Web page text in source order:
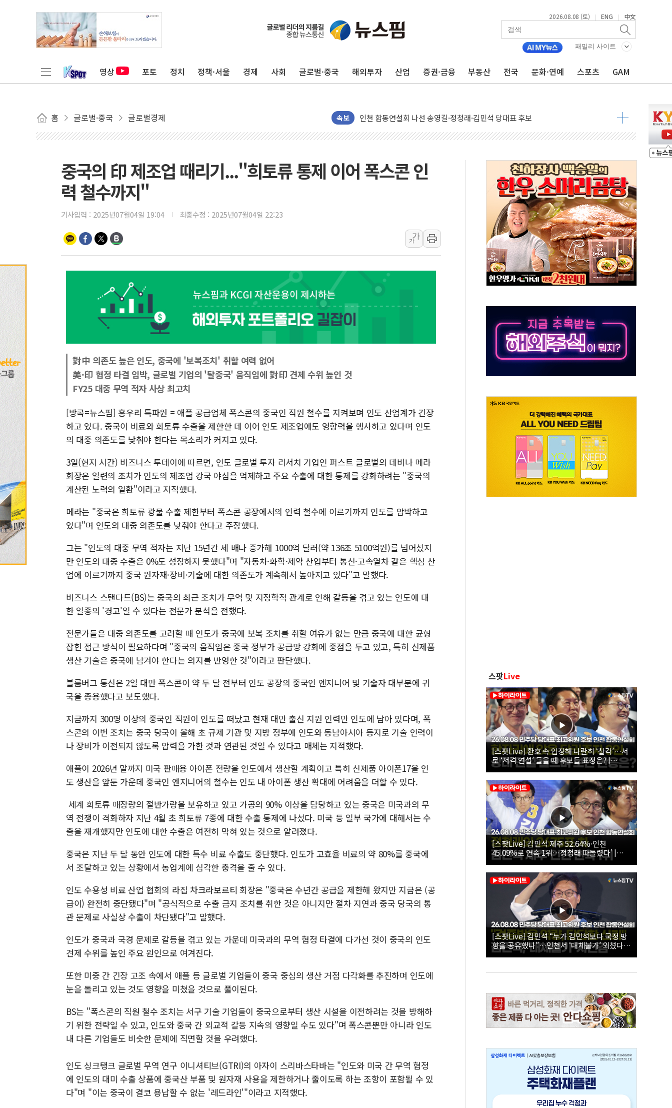
2026.08.08 (토) | ENG | 中文
패밀리 사이트
영상 포토 정치 정책·서울 경제 사회 글로벌·중국 해외투자 산업 증권·금융 부동산 전국 문화·연예 스포츠 GAM
홈 글로벌·중국 글로벌경제 속보
울진·영덕 '호우특보'-포항 '산사태 주의보'...경북도, 호우 피해·통제구간 없어
김민석, 2주차 제주·인천 경선서 정청래에 승리...47.75% vs 42.08%
인사하는 김민석 당대표 후보
[속보] 민주, 인천 경선 결과 발표...김민석 45.09% 정청래 43.27% 송영길 11.63%
[속보] 민주, 제주 경선 결과 발표...김민석 52.64% 정청래 39.89% 송영길 7.47%
美, 이란전 출구전략 만지작…공습 한계·탄약 부족 현실화
강릉·동해·삼척 시간당 최대 50㎜ 폭우…강원 동해안 강한 비 이어져
폐기물 수거하다 참변…60대 환경미화원 수거차에 치여 사망
서울 중랑구 주택가서 흉기 난동…60대 남성 2명 숨져
李대통령 "결혼 때문에 손해 보는 일 없게"…'결혼 페널티' 22개 과제 손본다
여수 오동도 인근 해상서 모터보트 전복…1명 사망·1명 실종
인천 선재도 갯벌서 해루질 중 실종 60대 나흘만에 숨진 채 발견
인천서 말다툼 중 어머니 흉기 살해 10대 아들 체포
'화합' 꺼낸 김민석에 '뻔뻔' 받아친 정청래…제주 연설서 신경전 고조
李대통령, ISA 개편 재검토 지시…與 "적극 환영"·野 "졸속 국정"
중국의 印 제조업 때리기..."희토류 통제 이어 폭스콘 인
력 철수까지"
기사입력 : 2025년07월04일 19:04 최종수정 : 2025년07월04일 22:23
가
가
對中 의존도 높은 인도, 중국에 '보복조치' 취할 여력 없어
美·印 협정 타결 임박, 글로벌 기업의 '탈중국' 움직임에 對印 견제 수위 높인 것
FY25 대중 무역 적자 사상 최고치
[방콕=뉴스핌] 홍우리 특파원 = 애플 공급업체 폭스콘의 중국인 직원 철수를 지켜보며 인도 산업계가 긴장
하고 있다. 중국이 비료와 희토류 수출을 제한한 데 이어 인도 제조업에도 영향력을 행사하고 있다며 인도
의 대중 의존도를 낮춰야 한다는 목소리가 커지고 있다.
3일(현지 시간) 비즈니스 투데이에 따르면, 인도 글로벌 투자 리서치 기업인 퍼스트 글로벌의 데비나 메라
회장은 일련의 조치가 인도의 제조업 강국 야심을 억제하고 주요 수출에 대한 통제를 강화하려는 "중국의
계산된 노력의 일환"이라고 지적했다.
메라는 "중국은 희토류 광물 수출 제한부터 폭스콘 공장에서의 인력 철수에 이르기까지 인도를 압박하고
있다"며 인도의 대중 의존도를 낮춰야 한다고 주장했다.
그는 "인도의 대중 무역 적자는 지난 15년간 세 배나 증가해 1000억 달러(약 136조 5100억원)를 넘어섰지
만 인도의 대중 수출은 0%도 성장하지 못했다"며 "자동차·화학·제약 산업부터 통신·고속열차 같은 핵심 산
업에 이르기까지 중국 원자재·장비·기술에 대한 의존도가 계속해서 높아지고 있다"고 말했다.
비즈니스 스탠다드(BS)는 중국의 최근 조치가 무역 및 지정학적 관계로 인해 갈등을 겪고 있는 인도에 대
한 일종의 '경고'일 수 있다는 전문가 분석을 전했다.
전문가들은 대중 의존도를 고려할 때 인도가 중국에 보복 조치를 취할 여유가 없는 만큼 중국에 대한 균형
잡힌 접근 방식이 필요하다며 "중국의 움직임은 중국 정부가 공급망 강화에 중점을 두고 있고, 특히 신제품
생산 기술은 중국에 남겨야 한다는 의지를 반영한 것"이라고 판단했다.
블룸버그 통신은 2일 대만 폭스콘이 약 두 달 전부터 인도 공장의 중국인 엔지니어 및 기술자 대부분에 귀
국을 종용했다고 보도했다.
지금까지 300명 이상의 중국인 직원이 인도를 떠났고 현재 대만 출신 지원 인력만 인도에 남아 있다며, 폭
스콘의 이번 조치는 중국 당국이 올해 초 규제 기관 및 지방 정부에 인도와 동남아시아 등지로 기술 인력이
나 장비가 이전되지 않도록 압력을 가한 것과 연관된 것일 수 있다고 매체는 지적했다.
애플이 2026년 말까지 미국 판매용 아이폰 전량을 인도에서 생산할 계획이고 특히 신제품 아이폰17을 인
도 생산을 앞둔 가운데 중국인 엔지니어의 철수는 인도 내 아이폰 생산 확대에 어려움을 더할 수 있다.
세계 희토류 매장량의 절반가량을 보유하고 있고 가공의 90% 이상을 담당하고 있는 중국은 미국과의 무
역 전쟁이 격화하자 지난 4월 초 희토류 7종에 대한 수출 통제에 나섰다. 미국 등 일부 국가에 대해서는 수
출을 재개했지만 인도에 대한 수출은 여전히 막혀 있는 것으로 알려졌다.
중국은 지난 두 달 동안 인도에 대한 특수 비료 수출도 중단했다. 인도가 고효율 비료의 약 80%를 중국에
서 조달하고 있는 상황에서 농업계에 심각한 충격을 줄 수 있다.
인도 수용성 비료 산업 협회의 라집 차크라보르티 회장은 "중국은 수년간 공급을 제한해 왔지만 지금은 (공
급이) 완전히 중단됐다"며 "공식적으로 수출 금지 조치를 취한 것은 아니지만 절차 지연과 중국 당국의 통
관 문제로 사실상 수출이 차단됐다"고 말했다.
인도가 중국과 국경 문제로 갈등을 겪고 있는 가운데 미국과의 무역 협정 타결에 다가선 것이 중국의 인도
견제 수위를 높인 주요 원인으로 여겨진다.
또한 미중 간 긴장 고조 속에서 애플 등 글로벌 기업들이 중국 중심의 생산 거점 다각화를 추진하며 인도에
눈을 돌리고 있는 것도 영향을 미쳤을 것으로 풀이된다.
BS는 "폭스콘의 직원 철수 조치는 서구 기술 기업들이 중국으로부터 생산 시설을 이전하려는 것을 방해하
기 위한 전략일 수 있고, 인도와 중국 간 외교적 갈등 지속의 영향일 수도 있다"며 폭스콘뿐만 아니라 인도
내 다른 기업들도 비슷한 문제에 직면할 것을 우려했다.
인도 싱크탱크 글로벌 무역 연구 이니셔티브(GTRI)의 아자이 스리바스타바는 "인도와 미국 간 무역 협정
에 인도의 대미 수출 상품에 중국산 부품 및 원자재 사용을 제한하거나 줄이도록 하는 조항이 포함될 수 있
다"며 "이는 중국이 결코 용납할 수 없는 '레드라인'"이라고 지적했다.
스팟Live
[스팟Live] 환호 속 입장해 나란히 ‘찰칵’…서
로 ‘저격 연설’ 들을 때 후보들 표정은? |
26.08.08 더불어민주당 당대표·최고위원 후
보 인천 합동연설회
[스팟Live] 김민석 제주 52.64%·인천
45.09%로 연속 1위…정청래 따돌렸다’ |
26.08.08 더불어민주당 당대표·최고위원 후
보 인천 합동연설회
[스팟Live] 김민석 “누가 김민석보다 국정 방
향을 공유했나”…인천서 ‘대체불가’ 외쳤다 |
26.08.08 더불어민주당 당대표·최고위원 후